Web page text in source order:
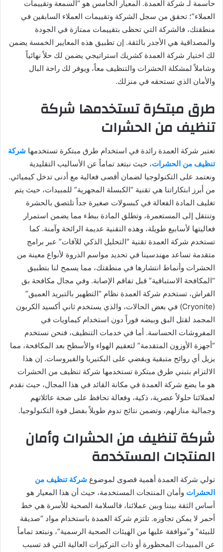
حاسمة لـ شركة العمدة. المعيار الخامس هو “السمعة وتقييمات
العملاء”؛ تحقق من سجل الشركة وتقييمات العملاء السابقين في
منطقتك، فالشركة التي تحظى بتقييمات ممتازة في الجودة
والمصداقية هي الأجدر بالثقة. إن تطبيق هذه المعايير الخمسة يضمن
لك اختيار شركة العمدة كشريك استراتيجي يضمن لك حلاً نهائياً
وشاملاً لمشكلة الحشرات والتنظيف معاً، ويوفر لك راحة البال
والأمان الذي تستحقه في منزلك.
طرق مبتكرة تستخدمها شركة
تنظيف من الحشرات
تعتبر شركة العمدة رائدة في استخدام طرق مبتكرة تستخدمها شركة
تنظيف من الحشرات، حيث نبتعد تماماً عن الأساليب التقليدية
ونعتمد على التكنولوجيا لضمان أقصى فعالية مع أدنى تدخل كيميائي.
من أبرز ابتكاراتنا هي تقنية “الكبسلة المجهرية” للمبيدات، حيث يتم
تغليف المادة الفعالة في كبسولات صغيرة جداً تلتصق بالحشرة
وتنتقل إلى المستعمرة، وتطلق المادة ببطء مما يضمن استمرار
فعاليتها لأسابيع طويلة، وهذه التقنية عديمة الرائحة وآمنة. كما
تستخدم شركة العمدة تقنية “التحليل الذكي للآفات” عبر برامج
متقدمة تساعد مهندسينا في تحديد مواسم الذروة لأنواع معينة من
الحشرات وأنماط انتشارها في منطقتك، مما يسمح لنا بتطبيق
“المكافحة الاستباقية” قبل تفاقم الإصابة. وفي مجال مكافحة بق
الفراش، تستخدم شركة العمدة نظام “التطهير بالتبريد العميق”
(Cryonite) في بعض الحالات، والذي يستخدم ثاني أكسيد الكربون
المجمد لقتل البق وبيضه فوراً دون استخدام كيماويات في
المفروشات الحساسة. أما في خدمات التنظيف، فنحن نستخدم
“أجهزة الأوزون المتقدمة” لتعقيم الهواء والأسطح بعد المكافحة، مما
يزيل أي روائح متبقية ويقضي على البكتيريا والفيروسات. إن هذا
الالتزام بتبني طرق مبتكرة تستخدمها شركة تنظيف من الحشرات
هو ما يضع شركة العمدة في مكانة القائد في هذا المجال، حيث نقدم
لعملائنا حلولاً عصرية، ذكية، وفعالة تحافظ على صحة عائلاتهم
وجمالية منازلهم، وتضمن نتائج تدوم طويلاً بفضل قوة التكنولوجيا.
شركة تنظيف من الحشرات وأمان
المنتجات المستخدمة
تولي شركة العمدة أهمية قصوى لموضوع شركة تنظيف من
الحشرات وأمان المنتجات المستخدمة، حيث أن هذا المعيار هو
أساس الثقة بيننا وبين عملائنا، فالسلامة الصحية للأسرة هي خط
أحمر لا يمكن تجاوزه. تلتزم شركة العمدة باستخدام مواد “صديقة
للبيئة” و”موافقة عليها من الهيئات الصحية الرسمية”، ونبتعد تماماً
عن المبيدات المحظورة أو ذات التركيزات العالية التي قد تسبب